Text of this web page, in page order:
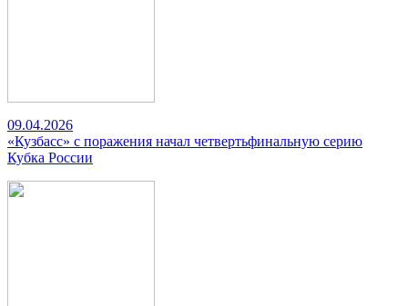
09.04.2026
«Кузбасс» с поражения начал четвертьфинальную серию
Кубка России